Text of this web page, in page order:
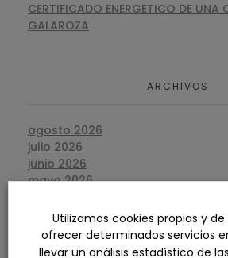
CERTIFICADO ENERGETICO DE UNA
GALAROZA
ARCHIVOS
agosto 2026
julio 2026
junio 2026
mayo 2026
marzo 2026
febrero 2026
enero 2026
Utilizamos cookies propias y
ofrecer determinados servicios
llevar un análisis estadístico de